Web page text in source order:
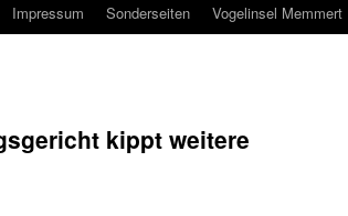
Impressum Sonderseiten Vogelinsel Memmert
kippt weitere